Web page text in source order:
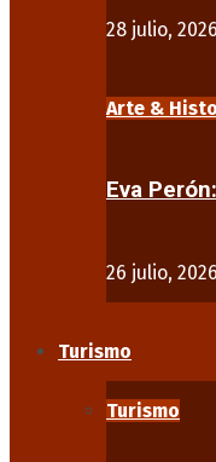
28 julio, 2026
Arte &
Eva
26 julio, 2026
Turismo
Turismo